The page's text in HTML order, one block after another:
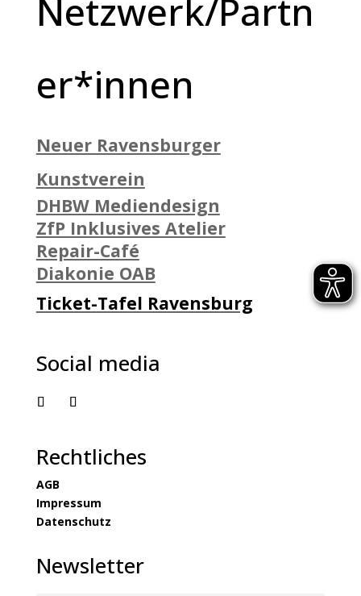
Netzwerk/Partn
er*innen
Neuer Ravensburger
Kunstverein
DHBW Mediendesign
ZfP Inklusives Atelier
Repair-Café
Diakonie OAB
Ticket-Tafel Ravensburg
Social media
Rechtliches
AGB
Impressum
Datenschutz
Newsletter